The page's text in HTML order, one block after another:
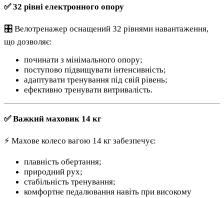
✅ 32 рівні електронного опору
🎛 Велотренажер оснащений 32 рівнями навантаження,
що дозволяє:
починати з мінімального опору;
поступово підвищувати інтенсивність;
адаптувати тренування під свій рівень;
ефективно тренувати витривалість.
✅ Важкий маховик 14 кг
⚡ Махове колесо вагою 14 кг забезпечує:
плавність обертання;
природний рух;
стабільність тренування;
комфортне педалювання навіть при високому